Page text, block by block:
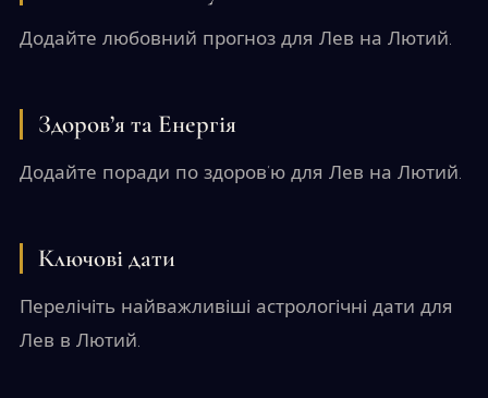
Додайте любовний прогноз для Лев на Лютий.
Здоров’я та Енергія
Додайте поради по здоров’ю для Лев на Лютий.
Ключові дати
Перелічіть найважливіші астрологічні дати для
Лев в Лютий.